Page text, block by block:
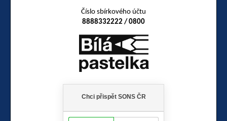
Číslo sbírkového účtu
8888332222 / 0800